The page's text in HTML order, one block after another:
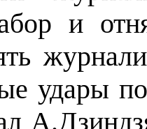
и
удары